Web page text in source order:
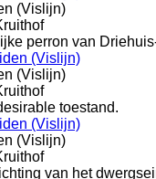
(Vislijn)
perron van
(Vislijn)
toestand.
(Vislijn)
van het